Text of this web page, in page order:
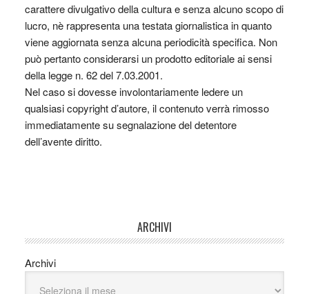
carattere divulgativo della cultura e senza alcuno scopo di
lucro, nè rappresenta una testata giornalistica in quanto
viene aggiornata senza alcuna periodicità specifica. Non
può pertanto considerarsi un prodotto editoriale ai sensi
della legge n. 62 del 7.03.2001.
Nel caso si dovesse involontariamente ledere un
qualsiasi copyright d’autore, il contenuto verrà rimosso
immediatamente su segnalazione del detentore
dell’avente diritto.
ARCHIVI
Archivi